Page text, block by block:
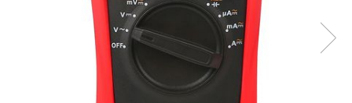
Acumulatori de stocare
Componente sisteme de balcon